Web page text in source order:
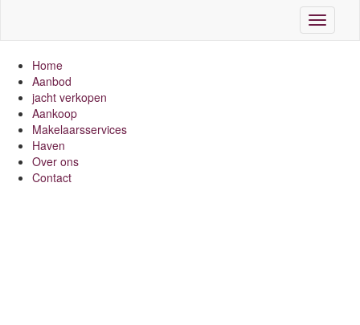
Toggle
Home
Aanbod
jacht verkopen
Aankoop
Makelaarsservices
Haven
Over ons
Contact